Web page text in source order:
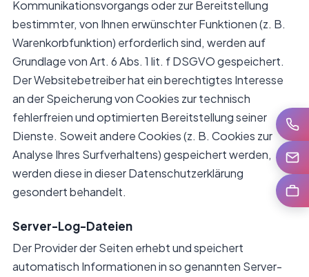
Kommunikationsvorgangs oder zur Bereitstellung
bestimmter, von Ihnen erwünschter Funktionen (z. B.
Warenkorbfunktion) erforderlich sind, werden auf
Grundlage von Art. 6 Abs. 1 lit. f DSGVO gespeichert.
Der Websitebetreiber hat ein berechtigtes Interesse
an der Speicherung von Cookies zur technisch
fehlerfreien und optimierten Bereitstellung seiner
Dienste. Soweit andere Cookies (z. B. Cookies zur
Analyse Ihres Surfverhaltens) gespeichert werden,
werden diese in dieser Datenschutzerklärung
gesondert behandelt.
Server-Log-Dateien
Der Provider der Seiten erhebt und speichert
automatisch Informationen in so genannten Server-
E-Mail